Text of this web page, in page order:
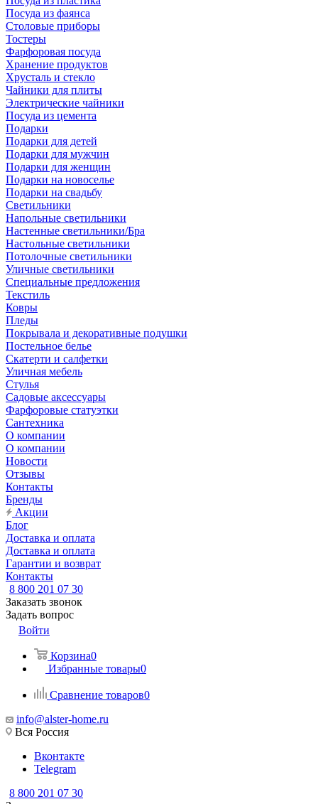
Посуда из фаянса
Столовые приборы
Тостеры
Фарфоровая посуда
Хранение продуктов
Хрусталь и стекло
Чайники для плиты
Электрические чайники
Посуда из цемента
Подарки
Подарки для детей
Подарки для мужчин
Подарки для женщин
Подарки на новоселье
Подарки на свадьбу
Светильники
Напольные светильники
Настенные светильники/Бра
Настольные светильники
Потолочные светильники
Уличные светильники
Специальные предложения
Текстиль
Ковры
Пледы
Покрывала и декоративные подушки
Постельное белье
Скатерти и салфетки
Уличная мебель
Стулья
Садовые аксессуары
Фарфоровые статуэтки
Сантехника
О компании
О компании
Новости
Отзывы
Контакты
Бренды
Акции
Блог
Доставка и оплата
Доставка и оплата
Гарантии и возврат
Контакты
8 800 201 07 30
Заказать звонок
Задать вопрос
Войти
Корзина0
Избранные товары0
Сравнение товаров0
info@alster-home.ru
Вся Россия
Вконтакте
Telegram
8 800 201 07 30